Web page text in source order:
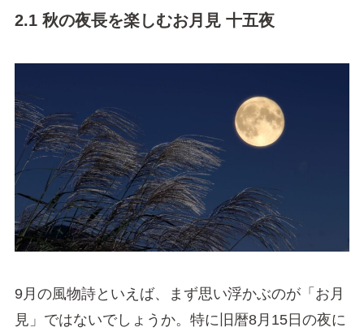
2.1 秋の夜長を楽しむお月見 十五夜
9月の風物詩といえば、まず思い浮かぶのが「お月
見」ではないでしょうか。特に旧暦8月15日の夜に